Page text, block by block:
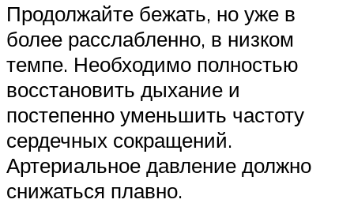
Продолжайте бежать, но уже в
более расслабленно, в низком
темпе. Необходимо полностью
восстановить дыхание и
постепенно уменьшить частоту
сердечных сокращений.
Артериальное давление должно
снижаться плавно.